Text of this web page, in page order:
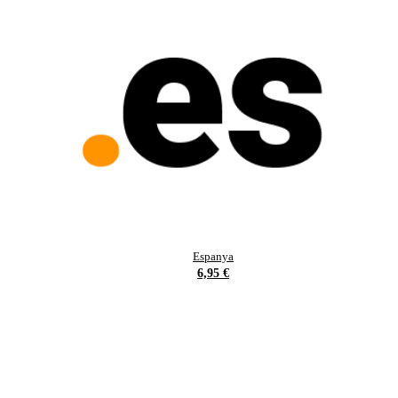
Espanya
6,95 €